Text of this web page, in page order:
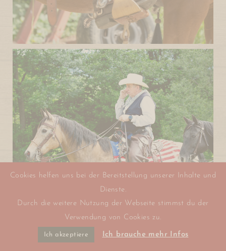
Cookies helfen uns bei der Bereitstellung unserer Inhalte und
Dienste.
Durch die weitere Nutzung der Webseite stimmst du der
Verwendung von Cookies zu.
Ich akzeptiere Ich brauche mehr Infos